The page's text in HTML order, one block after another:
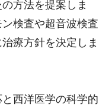
方法を提案しま
検査や超音波検査
療方針を決定しま
西洋医学の科学的